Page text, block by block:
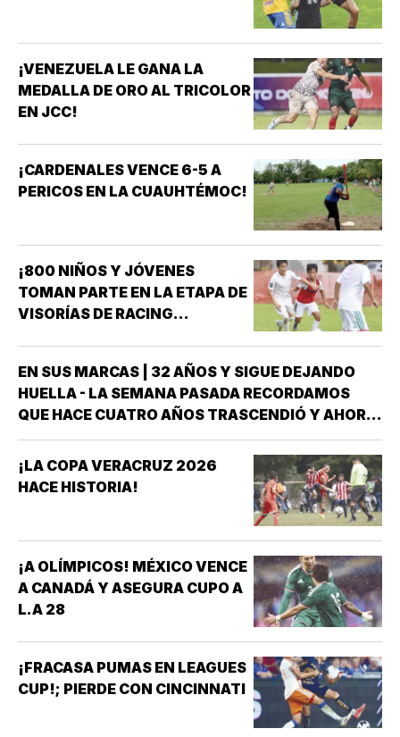
¡VENEZUELA LE GANA LA
MEDALLA DE ORO AL TRICOLOR
EN JCC!
¡CARDENALES VENCE 6-5 A
PERICOS EN LA CUAUHTÉMOC!
¡800 NIÑOS Y JÓVENES
TOMAN PARTE EN LA ETAPA DE
VISORÍAS DE RACING
EN SUS MARCAS | 32 AÑOS Y SIGUE DEJANDO
HUELLA - LA SEMANA PASADA RECORDAMOS
QUE HACE CUATRO AÑOS TRASCENDIÓ Y AHORA
FORMA PARTE DE LA HISTORIA DEL DEPORTE
VERACRUZANO Y DE MÉXICO LA NADADORA DEL
CLUB ACUARIO ANA ROSA GRAHAM BAZÁN *ANA
¡LA COPA VERACRUZ 2026
HACE HISTORIA!
¡A OLÍMPICOS! MÉXICO VENCE
A CANADÁ Y ASEGURA CUPO A
L.A 28
¡FRACASA PUMAS EN LEAGUES
CUP!; PIERDE CON CINCINNATI